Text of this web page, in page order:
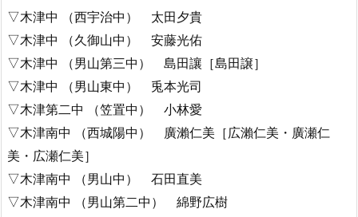
▽木津中 （西宇治中） 太田夕貴
▽木津中 （久御山中） 安藤光佑
▽木津中 （男山第三中） 島田讓［島田譲］
▽木津中 （男山東中） 兎本光司
▽木津第二中 （笠置中） 小林愛
▽木津南中 （西城陽中） 廣瀨仁美［広瀨仁美・廣瀬仁
美・広瀬仁美］
▽木津南中 （男山中） 石田直美
▽木津南中 （男山第二中） 綿野広樹